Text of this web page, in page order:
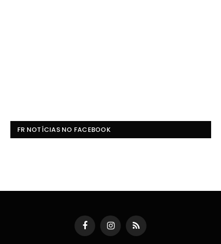
FR NOTÍCIAS NO FACEBOOK
FacebookInstagramRSS